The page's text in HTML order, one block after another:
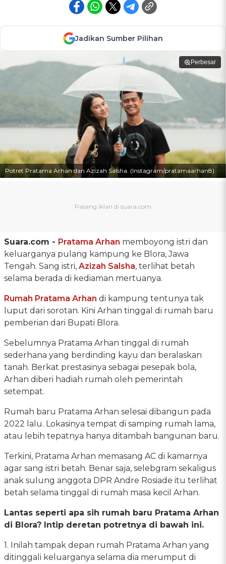
Jadikan Sumber Pilihan
Perbesar
Potret Pratama Arhan dan Azizah Salsha. (Instagram/pratamaarhan8)
Suara.com - Pratama Arhan memboyong istri dan
keluarganya pulang kampung ke Blora, Jawa
Tengah. Sang istri, Azizah Salsha, terlihat betah
selama berada di kediaman mertuanya.
Rumah Pratama Arhan di kampung tentunya tak
luput dari sorotan. Kini Arhan tinggal di rumah baru
pemberian dari Bupati Blora.
Sebelumnya Pratama Arhan tinggal di rumah
sederhana yang berdinding kayu dan beralaskan
tanah. Berkat prestasinya sebagai pesepak bola,
Arhan diberi hadiah rumah oleh pemerintah
setempat.
Rumah baru Pratama Arhan selesai dibangun pada
2022 lalu. Lokasinya tempat di samping rumah lama,
atau lebih tepatnya hanya ditambah bangunan baru.
Terkini, Pratama Arhan memasang AC di kamarnya
agar sang istri betah. Benar saja, selebgram sekaligus
anak sulung anggota DPR Andre Rosiade itu terlihat
betah selama tinggal di rumah masa kecil Arhan.
Lantas seperti apa sih rumah baru Pratama Arhan
di Blora? Intip deretan potretnya di bawah ini.
1. Inilah tampak depan rumah Pratama Arhan yang
ditinggali keluarganya selama dia merumput di